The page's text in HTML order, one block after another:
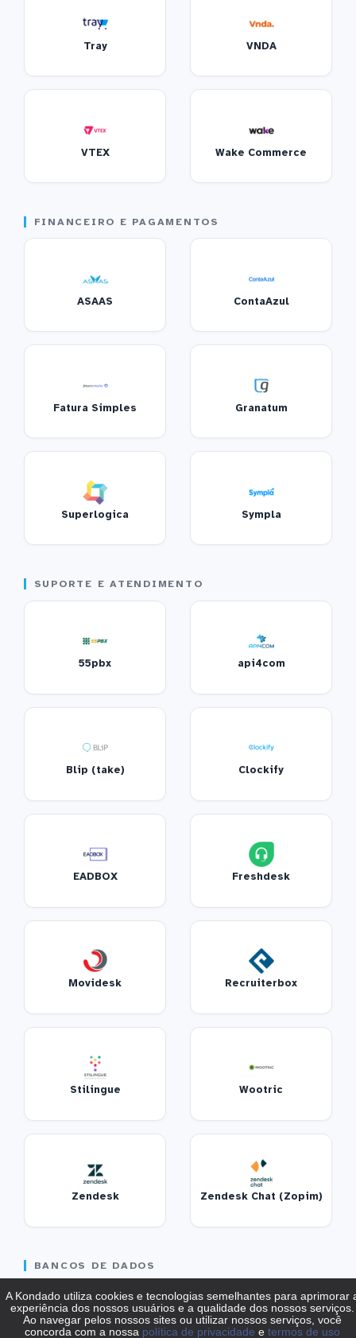
Tray VNDA
VTEX Wake Commerce
FINANCEIRO E PAGAMENTOS
ASAAS ContaAzul
Fatura Simples Granatum
Superlogica Sympla
SUPORTE E ATENDIMENTO
55pbx api4com
Blip (take) Clockify
EADBOX Freshdesk
Movidesk Recruiterbox
Stilingue Wootric
Zendesk Zendesk Chat (Zopim)
BANCOS DE DADOS